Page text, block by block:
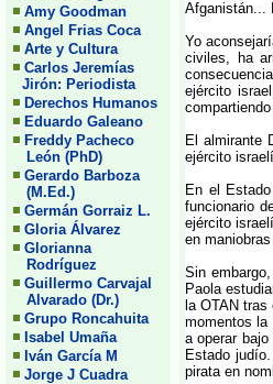
Amy Goodman
Angel Frias Coca
Arte y Cultura
Carlos Jeremías
Jirón: Periodista
Derechos Humanos
Eduardo Galeano
Freddy Pacheco
León (PhD)
Gerardo Barboza
(M.Ed.)
Germán Gorraiz L.
Gloria Álvarez
Glorianna
Rodríguez
Guillermo Carvajal
Alvarado (Dr.)
Grupo Roncahuita
Isabel Umaña
Iván García M
Jorge J Cuadra
Afganistán...
Yo
civiles, ha
ejército
El almirante
ejército
En el
funcionario
ejército
en
Sin
Paola
la OTAN
momentos la
a operar
Estado
pirata en